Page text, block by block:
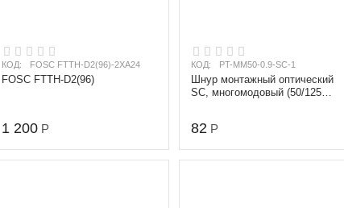
КОД: FOSC FTTH-D2(96)-2XA24
FOSC FTTH-D2(96)
1 200 Р
КОД: PT-MM50-0.9-SC-1
Шнур монтажный оптический
SC, многомодовый (50/125
82 Р